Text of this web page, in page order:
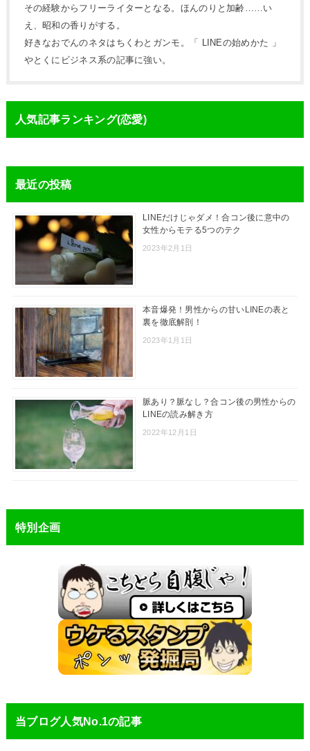
その経験からフリーライターとなる。ほんのりと加齢……い
え、昭和の香りがする。
好きなおでんのネタはちくわとガンモ。「 LINEの始めかた 」
やとくにビジネス系の記事に強い。
人気記事ランキング(恋愛)
最近の投稿
LINEだけじゃダメ！合コン後に意中の
女性からモテる5つのテク
2023年2月1日
本音爆発！男性からの甘いLINEの表と
裏を徹底解剖！
2023年1月1日
脈あり？脈なし？合コン後の男性からの
LINEの読み解き方
2022年12月1日
特別企画
当ブログ人気No.1の記事